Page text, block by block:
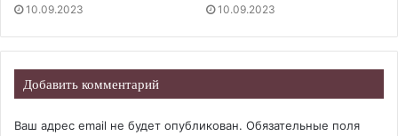
10.09.2023 10.09.2023
Добавить комментарий
Ваш адрес email не будет опубликован. Обязательные поля